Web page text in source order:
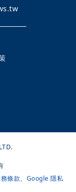
條款、 Google 隱私